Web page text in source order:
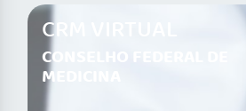
CRM VIRTUAL
CONSELHO FEDERAL DE
MEDICINA